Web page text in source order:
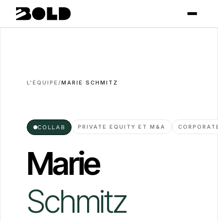
L'ÉQUIPE/MARIE SCHMITZ
●COLLAB PRIVATE EQUITY ET M&A
Marie
Schmitz